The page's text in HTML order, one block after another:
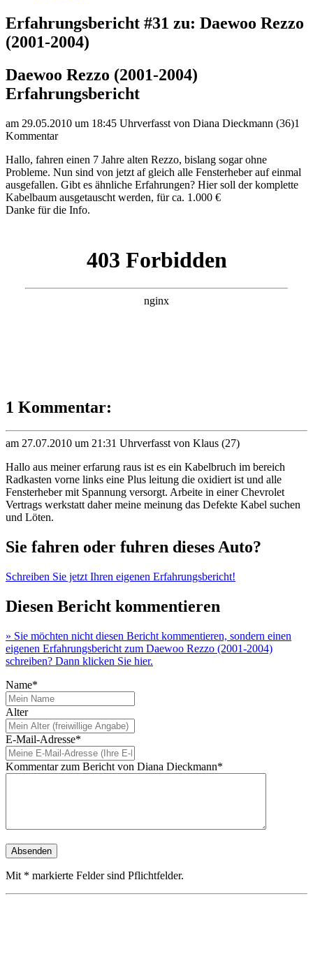
Erfahrungsbericht #31 zu: Daewoo Rezzo
(2001-2004)
Daewoo Rezzo (2001-2004)
Erfahrungsbericht
am 29.05.2010 um 18:45 Uhrverfasst von Diana Dieckmann (36)1
Kommentar
Hallo, fahren einen 7 Jahre alten Rezzo, bislang sogar ohne
Probleme. Nun sind von jetzt af gleich alle Fensterheber auf einmal
ausgefallen. Gibt es ähnliche Erfahrungen? Hier soll der komplette
Kabelbaum ausgetauscht werden, für ca. 1.000 €
Danke für die Info.
1 Kommentar:
am 27.07.2010 um 21:31 Uhrverfasst von Klaus (27)
Hallo aus meiner erfarung raus ist es ein Kabelbruch im bereich
Radkasten vorne links eine Plus leitung die oxidiert ist und alle
Fensterheber mit Spannung versorgt. Arbeite in einer Chevrolet
Vertrags werkstatt daher meine meinung das Defekte Kabel suchen
und Löten.
Sie fahren oder fuhren dieses Auto?
Schreiben Sie jetzt Ihren eigenen Erfahrungsbericht!
Diesen Bericht kommentieren
» Sie möchten nicht diesen Bericht kommentieren, sondern einen
eigenen Erfahrungsbericht zum Daewoo Rezzo (2001-2004)
schreiben? Dann klicken Sie hier.
Name*
Alter
E-Mail-Adresse*
Kommentar zum Bericht von Diana Dieckmann*
Mit * markierte Felder sind Pflichtfelder.